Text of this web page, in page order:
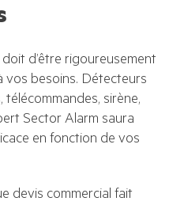
d’être rigoureusement
vos besoins. Détecteurs
télécommandes, sirène,
Sector Alarm saura
en fonction de vos
devis commercial fait